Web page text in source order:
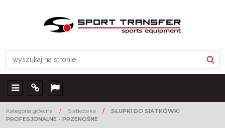
Menu Info Lang
Kategoria główna / Siatkówka /
SŁUPKI DO SIATKÓWKI
PROFESJONALNE - PRZENOŚNE